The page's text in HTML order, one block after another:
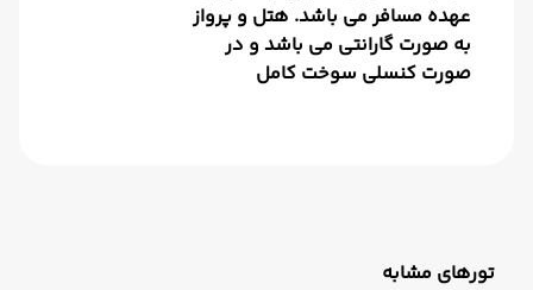
عهده مسافر می باشد. هتل و پرواز
به صورت گارانتی می باشد و در
صورت کنسلی سوخت کامل
تورهای مشابه